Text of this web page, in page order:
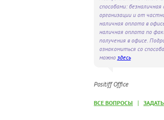
способами:
организации и от
наличная оплата в
наличная оплата по
получения в офисе.
ознакомиться со
можно здесь
Positiff Office
ВСЕ ВОПРОСЫ |